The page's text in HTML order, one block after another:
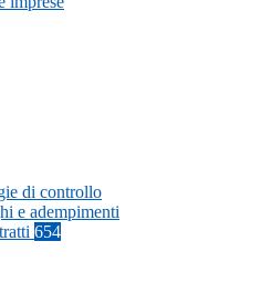
di controllo
e adempimenti
654